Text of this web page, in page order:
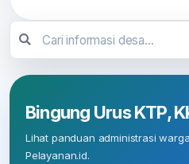
Bingung Urus KTP,
Lihat panduan administrasi
Pelayanan.id.